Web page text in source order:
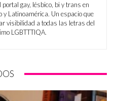
gay, lésbico, bi y trans en
Latinoamérica. Un espacio que
visibilidad a todas las letras del
LGBTTTIQA.